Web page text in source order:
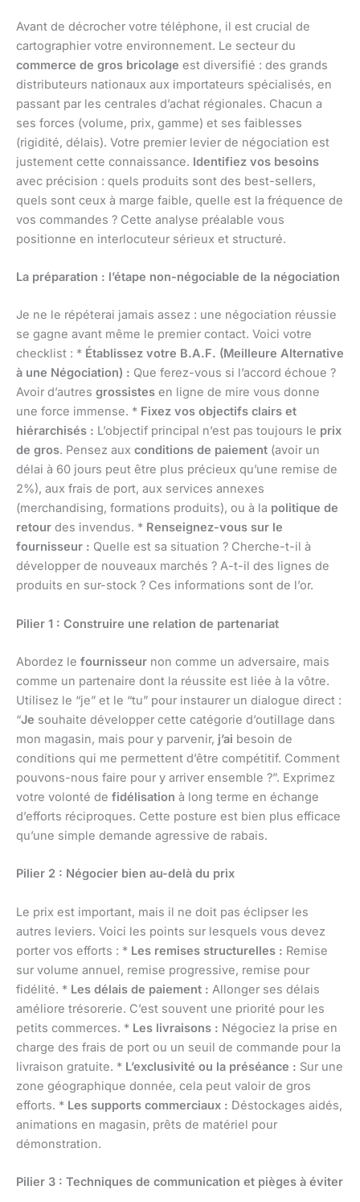
Avant de décrocher votre téléphone, il est crucial de
cartographier votre environnement. Le secteur du
commerce de gros bricolage est diversifié : des grands
distributeurs nationaux aux importateurs spécialisés, en
passant par les centrales d’achat régionales. Chacun a
ses forces (volume, prix, gamme) et ses faiblesses
(rigidité, délais). Votre premier levier de négociation est
justement cette connaissance. Identifiez vos besoins
avec précision : quels produits sont des best-sellers,
quels sont ceux à marge faible, quelle est la fréquence de
vos commandes ? Cette analyse préalable vous
positionne en interlocuteur sérieux et structuré.
La préparation : l’étape non-négociable de la négociation
Je ne le répéterai jamais assez : une négociation réussie
se gagne avant même le premier contact. Voici votre
checklist : * Établissez votre B.A.F. (Meilleure Alternative
à une Négociation) : Que ferez-vous si l’accord échoue ?
Avoir d’autres grossistes en ligne de mire vous donne
une force immense. * Fixez vos objectifs clairs et
hiérarchisés : L’objectif principal n’est pas toujours le prix
de gros. Pensez aux conditions de paiement (avoir un
délai à 60 jours peut être plus précieux qu’une remise de
2%), aux frais de port, aux services annexes
(merchandising, formations produits), ou à la politique de
retour des invendus. * Renseignez-vous sur le
fournisseur : Quelle est sa situation ? Cherche-t-il à
développer de nouveaux marchés ? A-t-il des lignes de
produits en sur-stock ? Ces informations sont de l’or.
Pilier 1 : Construire une relation de partenariat
Abordez le fournisseur non comme un adversaire, mais
comme un partenaire dont la réussite est liée à la vôtre.
Utilisez le “je” et le “tu” pour instaurer un dialogue direct :
“Je souhaite développer cette catégorie d’outillage dans
mon magasin, mais pour y parvenir, j’ai besoin de
conditions qui me permettent d’être compétitif. Comment
pouvons-nous faire pour y arriver ensemble ?”. Exprimez
votre volonté de fidélisation à long terme en échange
d’efforts réciproques. Cette posture est bien plus efficace
qu’une simple demande agressive de rabais.
Pilier 2 : Négocier bien au-delà du prix
Le prix est important, mais il ne doit pas éclipser les
autres leviers. Voici les points sur lesquels vous devez
porter vos efforts : * Les remises structurelles : Remise
sur volume annuel, remise progressive, remise pour
fidélité. * Les délais de paiement : Allonger ses délais
améliore trésorerie. C’est souvent une priorité pour les
petits commerces. * Les livraisons : Négociez la prise en
charge des frais de port ou un seuil de commande pour la
livraison gratuite. * L’exclusivité ou la préséance : Sur une
zone géographique donnée, cela peut valoir de gros
efforts. * Les supports commerciaux : Déstockages aidés,
animations en magasin, prêts de matériel pour
démonstration.
Pilier 3 : Techniques de communication et pièges à éviter